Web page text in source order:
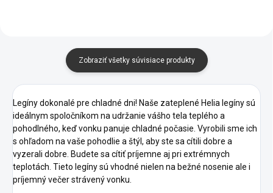
Zobraziť všetky súvisiace produkty
Legíny dokonalé pre chladné dni! Naše zateplené Helia legíny sú
ideálnym spoločníkom na udržanie vášho tela teplého a
pohodlného, keď vonku panuje chladné počasie. Vyrobili sme ich
s ohľadom na vaše pohodlie a štýl, aby ste sa cítili dobre a
vyzerali dobre. Budete sa cítiť príjemne aj pri extrémnych
teplotách. Tieto legíny sú vhodné nielen na bežné nosenie ale i
príjemný večer strávený vonku.